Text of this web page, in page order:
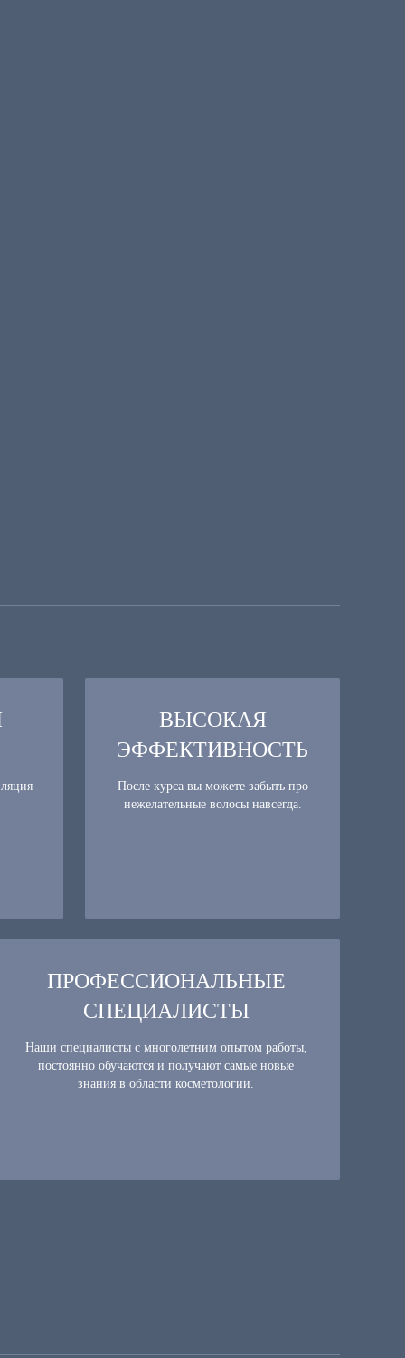
ВЫСОКАЯ
ЭФФЕКТИВНОСТЬ
После курса вы можете забыть про
нежелательные волосы навсегда.
ПРОФЕССИОНАЛЬНЫЕ
СПЕЦИАЛИСТЫ
Наши специалисты с многолетним опытом работы,
постоянно обучаются и получают самые новые
знания в области косметологии.